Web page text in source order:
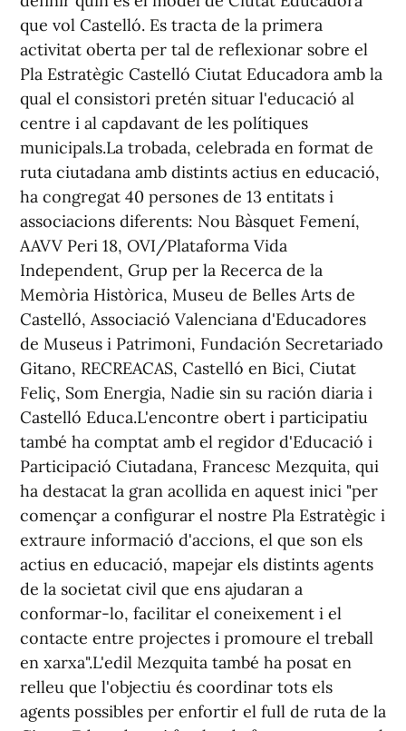
que vol Castelló. Es tracta de la primera
activitat oberta per tal de reflexionar sobre el
Pla Estratègic Castelló Ciutat Educadora amb la
qual el consistori pretén situar l'educació al
centre i al capdavant de les polítiques
municipals.La trobada, celebrada en format de
ruta ciutadana amb distints actius en educació,
ha congregat 40 persones de 13 entitats i
associacions diferents: Nou Bàsquet Femení,
AAVV Peri 18, OVI/Plataforma Vida
Independent, Grup per la Recerca de la
Memòria Històrica, Museu de Belles Arts de
Castelló, Associació Valenciana d'Educadores
de Museus i Patrimoni, Fundación Secretariado
Gitano, RECREACAS, Castelló en Bici, Ciutat
Feliç, Som Energia, Nadie sin su ración diaria i
Castelló Educa.L'encontre obert i participatiu
també ha comptat amb el regidor d'Educació i
Participació Ciutadana, Francesc Mezquita, qui
ha destacat la gran acollida en aquest inici "per
començar a configurar el nostre Pla Estratègic i
extraure informació d'accions, el que son els
actius en educació, mapejar els distints agents
de la societat civil que ens ajudaran a
conformar-lo, facilitar el coneixement i el
contacte entre projectes i promoure el treball
en xarxa".L'edil Mezquita també ha posat en
relleu que l'objectiu és coordinar tots els
agents possibles per enfortir el full de ruta de la